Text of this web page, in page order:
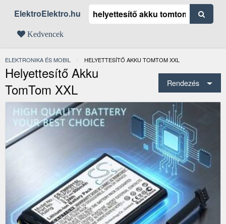
ElektroElektro.hu
Kedvencek
ELEKTRONIKA ÉS MOBIL JELENLEGI:
HELYETTESÍTŐ AKKU TOMTOM XXL
Helyettesítő Akku
TomTom XXL
Rendezés